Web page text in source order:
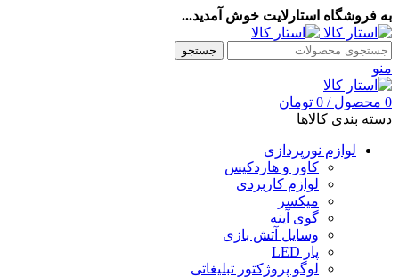
به فروشگاه استارلایت خوش آمدید...
جستجو
منو
0 محصول /
0 تومان
دسته بندی کالاها
لوازم نورپردازی
کاور و هاردکیس
لوازم کاربردی
میکسر
گوی آینه
وسایل آتش بازی
پار LED
لوگو پروژکتور تبلیغاتی